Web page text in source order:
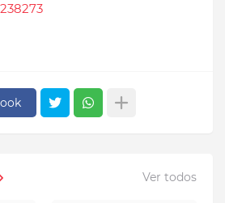
Ver todos